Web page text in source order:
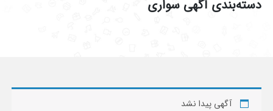
دسته‌بندی آگهی سواری
آگهی پیدا نشد